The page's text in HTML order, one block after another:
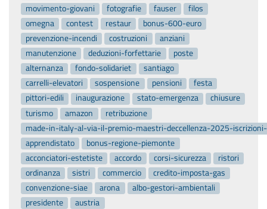
movimento-giovani
fotografie fauser
filos
omegna
contest restaur
bonus-600-euro
prevenzione-incendi
costruzioni
anziani
manutenzione
deduzioni-forfettarie
poste
alternanza
fondo-solidariet
santiago
carrelli-elevatori
sospensione pensioni
festa
pittori-edili
inaugurazione stato-emergenza
chiusure
turismo
amazon
retribuzione
made-in-italy-al-via-il-premio-maestri-deccellenza-2025-
apprendistato
bonus-regione-piemonte
acconciatori-estetiste
accordo corsi-sicurezza
ristori
ordinanza
sistri commercio
credito-imposta-gas
convenzione-siae
arona
albo-gestori-ambientali
presidente
austria